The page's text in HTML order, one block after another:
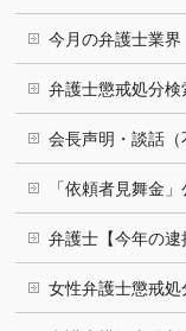
今月の弁護士業界
弁護士懲戒処分検
会長声明・談話（
「依頼者見舞金
弁護士【今年の逮
女性弁護士懲戒処